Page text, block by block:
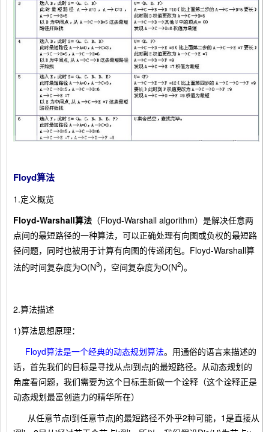
Floyd算法
1.定义概览
Floyd-Warshall算法 （Floyd-Warshall algorithm）是解决任意两
点间的最短路径的一种算法，可以正确处理有向图或负权的最短路
径问题，同时也被用于计算有向图的传递闭包。Floyd-Warshall算
法的时间复杂度为O(N3)，空间复杂度为O(N2)。
2.算法描述
1)算法思想原理：
Floyd算法是一个经典的动态规划算法。用通俗的语言来描述的
话，首先我们的目标是寻找从点i到点j的最短路径。从动态规划的
角度看问题，我们需要为这个目标重新做一个诠释（这个诠释正是
动态规划最富创造力的精华所在）
从任意节点i到任意节点j的最短路径不外乎2种可能，1是直接从